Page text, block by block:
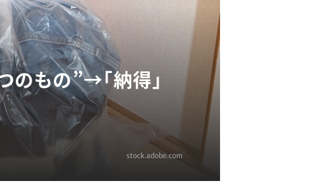
のもの”→「納得」
stock.adobe.com